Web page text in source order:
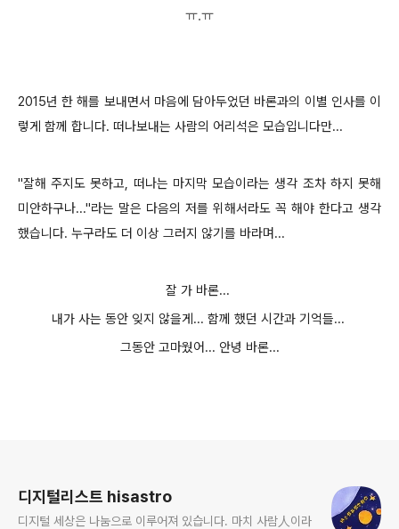
ㅠ.ㅠ
2015년 한 해를 보내면서 마음에 담아두었던 바론과의 이별 인사를 이
렇게 함께 합니다. 떠나보내는 사람의 어리석은 모습입니다만...
"잘해 주지도 못하고, 떠나는 마지막 모습이라는 생각 조차 하지 못해
미안하구나..."라는 말은 다음의 저를 위해서라도 꼭 해야 한다고 생각
했습니다. 누구라도 더 이상 그러지 않기를 바라며...
잘 가 바론...
내가 사는 동안 잊지 않을게... 함께 했던 시간과 기억들...
그동안 고마웠어... 안녕 바론...
디지털리스트 hisastro
디지털 세상은 나눔으로 이루어져 있습니다. 마치 사람人이라